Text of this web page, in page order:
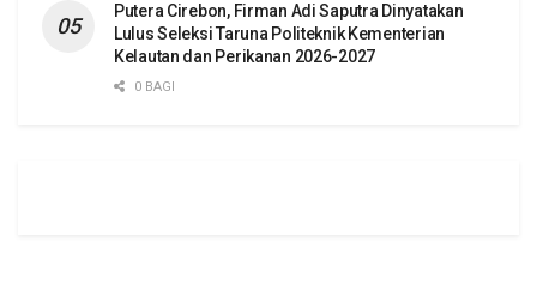
Putera Cirebon, Firman Adi Saputra Dinyatakan
Lulus Seleksi Taruna Politeknik Kementerian
Kelautan dan Perikanan 2026-2027
0 BAGI